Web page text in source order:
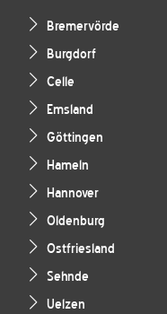
Bremervörde
Burgdorf
Celle
Emsland
Göttingen
Hameln
Hannover
Oldenburg
Ostfriesland
Sehnde
Uelzen